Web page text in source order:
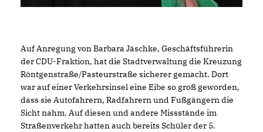
Auf Anregung von Barbara Jäschke, Geschäftsführerin
der CDU-Fraktion, hat die Stadtverwaltung die Kreuzung
Röntgenstraße/Pasteurstraße sicherer gemacht. Dort
war auf einer Verkehrsinsel eine Eibe so groß geworden,
dass sie Autofahrern, Radfahrern und Fußgängern die
Sicht nahm. Auf diesen und andere Missstände im
Straßenverkehr hatten auch bereits Schüler der 5.